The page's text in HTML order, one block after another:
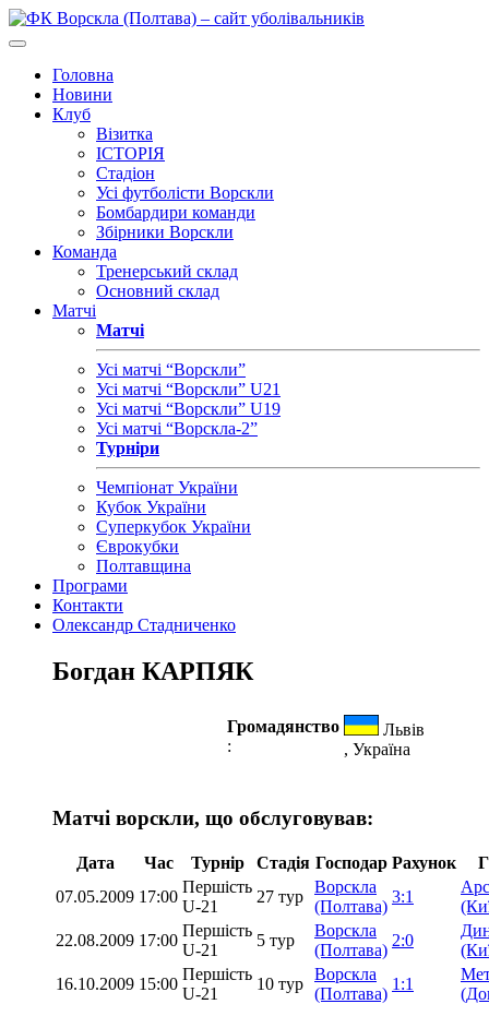
Головна
Новини
Клуб
Візитка
ІСТОРІЯ
Стадіон
Усі футболісти Ворскли
Бомбардири команди
Збірники Ворскли
Команда
Тренерський склад
Основний склад
Матчі
Матчі
Усі матчі “Ворскли”
Усі матчі “Ворскли” U21
Усі матчі “Ворскли” U19
Усі матчі “Ворскла-2”
Турніри
Чемпіонат України
Кубок України
Суперкубок України
Єврокубки
Полтавщина
Програми
Контакти
Олександр Стадниченко
Богдан КАРПЯК
Громадянство
:
Львів
, Україна
Матчі ворскли, що обслуговував:
Дата Час Турнір Стадія Господар Рахунок
07.05.2009 17:00
Першість
U-21
27 тур
Ворскла
(Полтава)
3:1
22.08.2009 17:00
Першість
U-21
5 тур
Ворскла
(Полтава)
2:0
16.10.2009 15:00
Першість
U-21
10 тур
Ворскла
(Полтава)
1:1